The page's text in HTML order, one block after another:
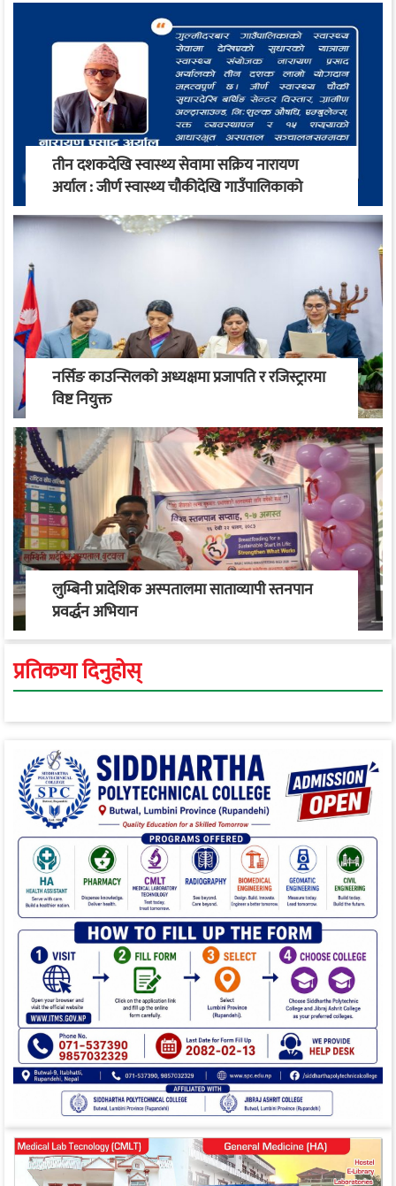
तीन दशकदेखि स्वास्थ्य सेवामा सक्रिय नारायण
अर्याल : जीर्ण स्वास्थ्य चौकीदेखि गाउँपालिकाको
स्वास्थ्य रूपान्तरण सम्म
नर्सिङ काउन्सिलको अध्यक्षमा प्रजापति र रजिस्ट्रारमा
विष्ट नियुक्त
लुम्बिनी प्रादेशिक अस्पतालमा साताव्यापी स्तनपान
प्रवर्द्धन अभियान
प्रतिकया दिनुहोस्